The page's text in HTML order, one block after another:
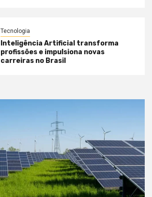
Tecnologia
Inteligência Artificial transforma
profissões e impulsiona novas
carreiras no Brasil